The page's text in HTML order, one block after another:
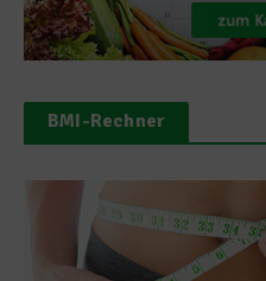
BMI-Rechner